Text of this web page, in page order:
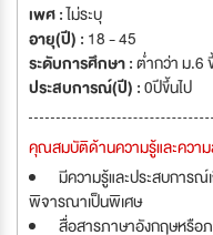
เพศ :ไม่ระบุ
อายุ(ปี) : 18 - 45
ระดับการศึกษา :ต่ำกว่า ม.6
ประสบการณ์(ปี) :0ปีขึ้นไป
คุณสมบัติด้านความรู้และควา
มีความรู้และประสบการ
พิจารณาเป็นพิเศษ
สื่อสารภาษาอังกฤษหรือ